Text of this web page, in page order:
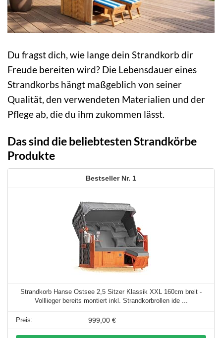
Du fragst dich, wie lange dein Strandkorb dir
Freude bereiten wird? Die Lebensdauer eines
Strandkorbs hängt maßgeblich von seiner
Qualität, den verwendeten Materialien und der
Pflege ab, die du ihm zukommen lässt.
Das sind die beliebtesten Strandkörbe
Produkte
1
Strandkorb Hanse Ostsee 2,5 Sitzer Klassik XXL 160cm breit -
Volllieger bereits montiert inkl. Strandkorbrollen ide ...
999,00 €